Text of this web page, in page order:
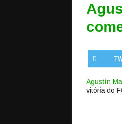
Agustín
vitória do